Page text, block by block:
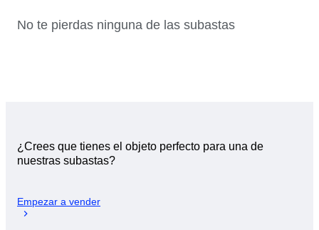
No te pierdas ninguna de las subastas
¿Crees que tienes el objeto perfecto para una de
nuestras subastas?
Empezar a vender